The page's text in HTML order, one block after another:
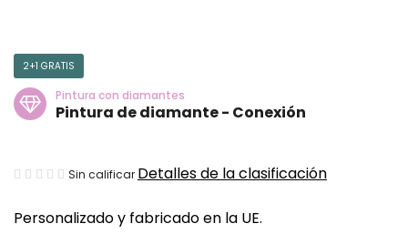
Personalizado y fabricado en la UE.
2+1 GRATIS
Pintura con diamantes
Pintura de diamante - Conexión
La
media
Sin calificar Detalles de la clasificación